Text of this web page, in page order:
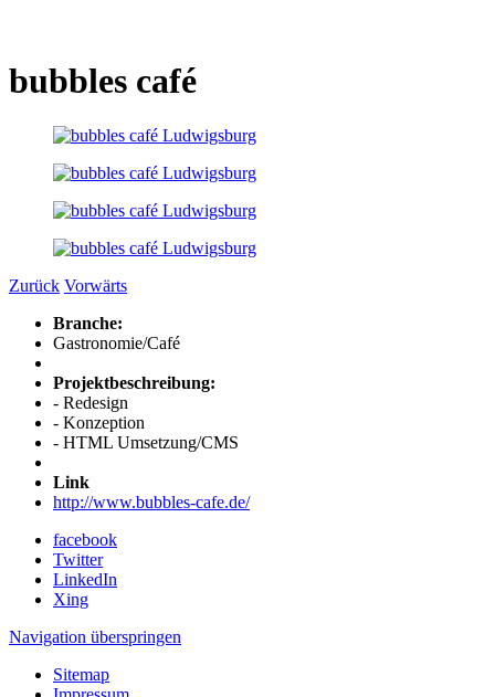
bubbles café
Zurück Vorwärts
Branche:
Gastronomie/Café
Projektbeschreibung:
- Redesign
- Konzeption
- HTML Umsetzung/CMS
Link
http://www.bubbles-cafe.de/
facebook
Twitter
LinkedIn
Xing
Navigation überspringen
Sitemap